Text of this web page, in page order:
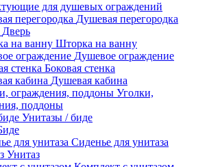
для душевых ограждений
Душевая перегородка
Дверь
Шторка на ванну
Душевое ограждение
Боковая стенка
Душевая кабина
Уголки,
поддоны
Унитазы / биде
Сиденье для унитаза
Унитаз